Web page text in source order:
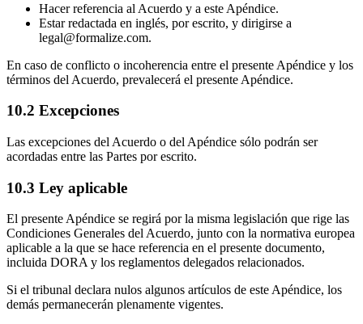
Hacer referencia al Acuerdo y a este Apéndice.
Estar redactada en inglés, por escrito, y dirigirse a
legal@formalize.com.
En caso de conflicto o incoherencia entre el presente Apéndice y los
términos del Acuerdo, prevalecerá el presente Apéndice.
10.2 Excepciones
Las excepciones del Acuerdo o del Apéndice sólo podrán ser
acordadas entre las Partes por escrito.
10.3 Ley aplicable
El presente Apéndice se regirá por la misma legislación que rige las
Condiciones Generales del Acuerdo, junto con la normativa europea
aplicable a la que se hace referencia en el presente documento,
incluida DORA y los reglamentos delegados relacionados.
Si el tribunal declara nulos algunos artículos de este Apéndice, los
demás permanecerán plenamente vigentes.